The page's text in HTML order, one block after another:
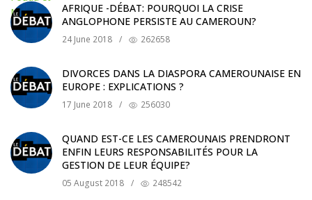
AFRIQUE -DÉBAT: POURQUOI LA CRISE
ANGLOPHONE PERSISTE AU CAMEROUN?
24 June 2018 / 262658
DIVORCES DANS LA DIASPORA CAMEROUNAISE EN
EUROPE : EXPLICATIONS ?
17 June 2018 / 256030
QUAND EST-CE LES CAMEROUNAIS PRENDRONT
ENFIN LEURS RESPONSABILITÉS POUR LA
GESTION DE LEUR ÉQUIPE?
05 August 2018 / 248542